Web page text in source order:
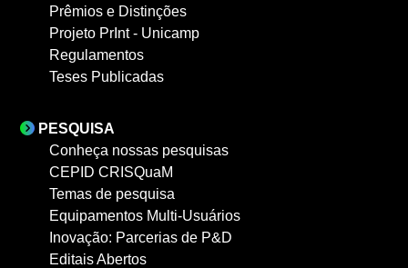
Prêmios e Distinções
Projeto PrInt - Unicamp
Regulamentos
Teses Publicadas
PESQUISA
Conheça nossas pesquisas
CEPID CRISQuaM
Temas de pesquisa
Equipamentos Multi-Usuários
Inovação: Parcerias de P&D
Editais Abertos